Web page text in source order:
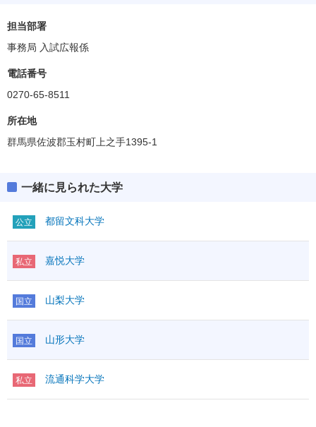
担当部署
事務局 入試広報係
電話番号
0270-65-8511
所在地
群馬県佐波郡玉村町上之手1395-1
一緒に見られた大学
公立 都留文科大学
私立 嘉悦大学
国立 山梨大学
国立 山形大学
私立 流通科学大学